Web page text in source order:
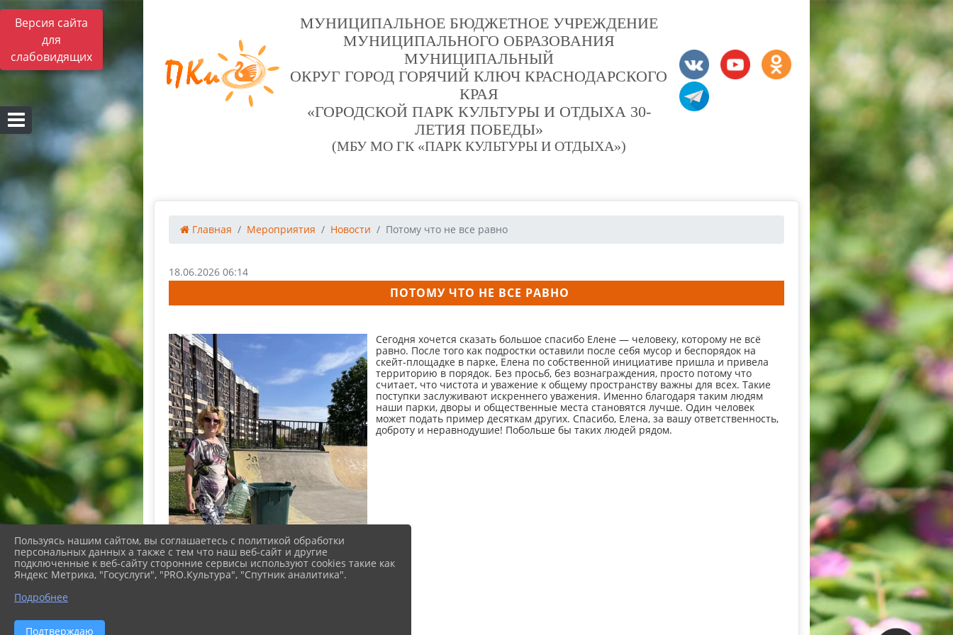
Версия сайта
для
слабовидящих
МУНИЦИПАЛЬНОЕ БЮДЖЕТНОЕ УЧРЕЖДЕНИЕ
МУНИЦИПАЛЬНОГО ОБРАЗОВАНИЯ
МУНИЦИПАЛЬНЫЙ
ОКРУГ ГОРОД ГОРЯЧИЙ КЛЮЧ КРАСНОДАРСКОГО
КРАЯ
«ГОРОДСКОЙ ПАРК КУЛЬТУРЫ И ОТДЫХА 30-
ЛЕТИЯ ПОБЕДЫ»
(МБУ МО ГК «ПАРК КУЛЬТУРЫ И ОТДЫХА»)
Главная Мероприятия Новости Потому что не все равно
18.06.2026 06:14
ПОТОМУ ЧТО НЕ ВСЕ РАВНО
Сегодня хочется сказать большое спасибо Елене — человеку, которому не всё
равно. После того как подростки оставили после себя мусор и беспорядок на
скейт-площадке в парке, Елена по собственной инициативе пришла и привела
территорию в порядок. Без просьб, без вознаграждения, просто потому что
считает, что чистота и уважение к общему пространству важны для всех. Такие
поступки заслуживают искреннего уважения. Именно благодаря таким людям
наши парки, дворы и общественные места становятся лучше. Один человек
может подать пример десяткам других. Спасибо, Елена, за вашу ответственность,
доброту и неравнодушие! Побольше бы таких людей рядом.
Пользуясь нашим сайтом, вы соглашаетесь с политикой обработки
персональных данных а также с тем что наш веб-сайт и другие
подключенные к веб-сайту сторонние сервисы используют cookies такие как
Яндекс Метрика, "Госуслуги", "PRO.Культура", "Спутник аналитика".
Подробнее
Подтверждаю